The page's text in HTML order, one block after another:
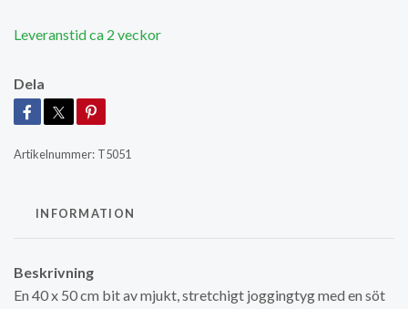
Leveranstid ca 2 veckor
Dela
Artikelnummer: T5051
INFORMATION
Beskrivning
En 40 x 50 cm bit av mjukt, stretchigt joggingtyg med en söt